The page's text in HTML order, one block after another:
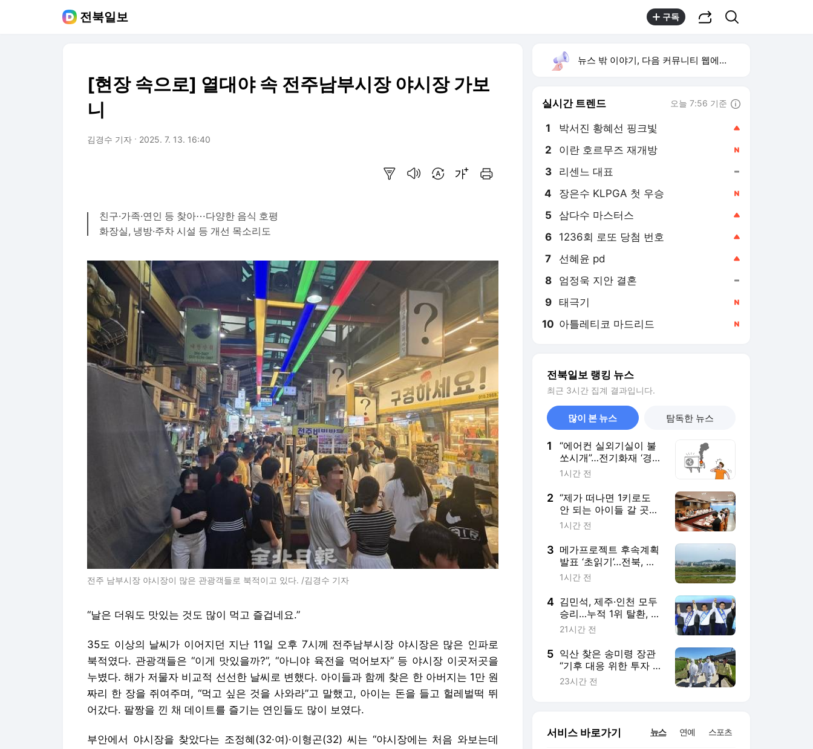
전북일보 구독
[현장 속으로] 열대야 속 전주남부시장 야시장 가보
니
김경수 기자 2025. 7. 13. 16:40
친구·가족·연인 등 찾아⋯다양한 음식 호평
화장실, 냉방·주차 시설 등 개선 목소리도
전주 남부시장 야시장이 많은 관광객들로 북적이고 있다. /김경수 기자
“날은 더워도 맛있는 것도 많이 먹고 즐겁네요.”
35도 이상의 날씨가 이어지던 지난 11일 오후 7시께 전주남부시장 야시장은 많은 인파로
북적였다. 관광객들은 “이게 맛있을까?”, “아니야 육전을 먹어보자” 등 야시장 이곳저곳을
누볐다. 해가 저물자 비교적 선선한 날씨로 변했다. 아이들과 함께 찾은 한 아버지는 1만 원
짜리 한 장을 쥐여주며, “먹고 싶은 것을 사와라”고 말했고, 아이는 돈을 들고 헐레벌떡 뛰
어갔다. 팔짱을 낀 채 데이트를 즐기는 연인들도 많이 보였다.
부안에서 야시장을 찾았다는 조정혜(32·여)·이형곤(32) 씨는 “야시장에는 처음 와보는데
뉴스 밖 이야기, 다음 커뮤니티 웹에서 보기
실시간 트렌드 오늘 7:56 기준
1 박서진 황혜선 핑크빛
2 이란 호르무즈 재개방
3 리센느 대표
4 장은수 KLPGA 첫 우승
5 삼다수 마스터스
6 1236회 로또 당첨 번호
7 선혜윤 pd
8 엄정욱 지안 결혼
9 태극기
10 아틀레티코 마드리드
전북일보 랭킹 뉴스
최근 3시간 집계 결과입니다.
많이 본 뉴스 탐독한 뉴스
1
“에어컨 실외기실이 불
쏘시개”…전기화재 ‘경고
음’
1시간 전
2 “제가 떠나면 1키로도
안 되는 아이들 갈 곳이
없습니다”…전북대병원
의 철회
1시간 전
3 메가프로젝트 후속계획
발표 ‘초읽기’…전북, 반
도체 몫 확보 분수령
1시간 전
4 김민석, 제주·인천 모두
승리…누적 1위 탈환, 호
남 앞두고 기선제압
21시간 전
5 익산 찾은 송미령 장관
“기후 대응 위한 투자 필
요”
23시간 전
서비스 바로가기 뉴스 연예 스포츠